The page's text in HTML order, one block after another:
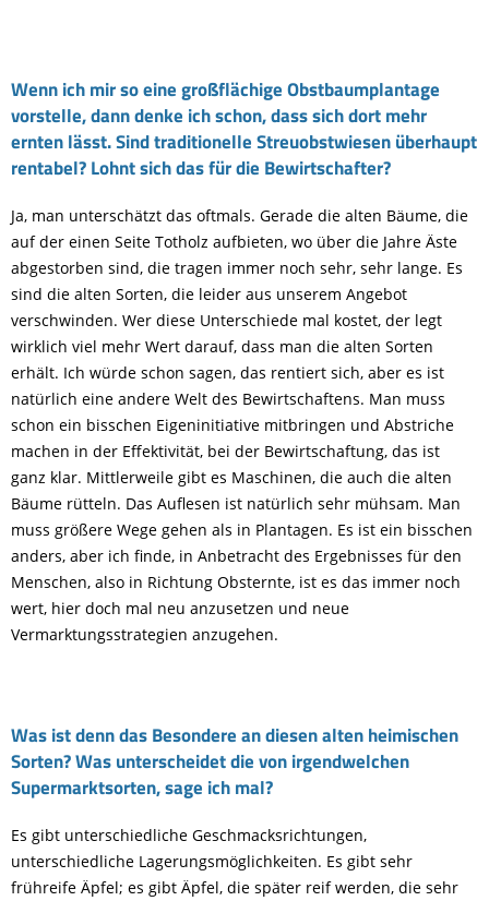
Wenn ich mir so eine großflächige Obstbaumplantage
vorstelle, dann denke ich schon, dass sich dort mehr
ernten lässt. Sind traditionelle Streuobstwiesen überhaupt
rentabel? Lohnt sich das für die Bewirtschafter?
Ja, man unterschätzt das oftmals. Gerade die alten Bäume, die
auf der einen Seite Totholz aufbieten, wo über die Jahre Äste
abgestorben sind, die tragen immer noch sehr, sehr lange. Es
sind die alten Sorten, die leider aus unserem Angebot
verschwinden. Wer diese Unterschiede mal kostet, der legt
wirklich viel mehr Wert darauf, dass man die alten Sorten
erhält. Ich würde schon sagen, das rentiert sich, aber es ist
natürlich eine andere Welt des Bewirtschaftens. Man muss
schon ein bisschen Eigeninitiative mitbringen und Abstriche
machen in der Effektivität, bei der Bewirtschaftung, das ist
ganz klar. Mittlerweile gibt es Maschinen, die auch die alten
Bäume rütteln. Das Auflesen ist natürlich sehr mühsam. Man
muss größere Wege gehen als in Plantagen. Es ist ein bisschen
anders, aber ich finde, in Anbetracht des Ergebnisses für den
Menschen, also in Richtung Obsternte, ist es das immer noch
wert, hier doch mal neu anzusetzen und neue
Vermarktungsstrategien anzugehen.
Was ist denn das Besondere an diesen alten heimischen
Sorten? Was unterscheidet die von irgendwelchen
Supermarktsorten, sage ich mal?
Es gibt unterschiedliche Geschmacksrichtungen,
unterschiedliche Lagerungsmöglichkeiten. Es gibt sehr
frühreife Äpfel; es gibt Äpfel, die später reif werden, die sehr